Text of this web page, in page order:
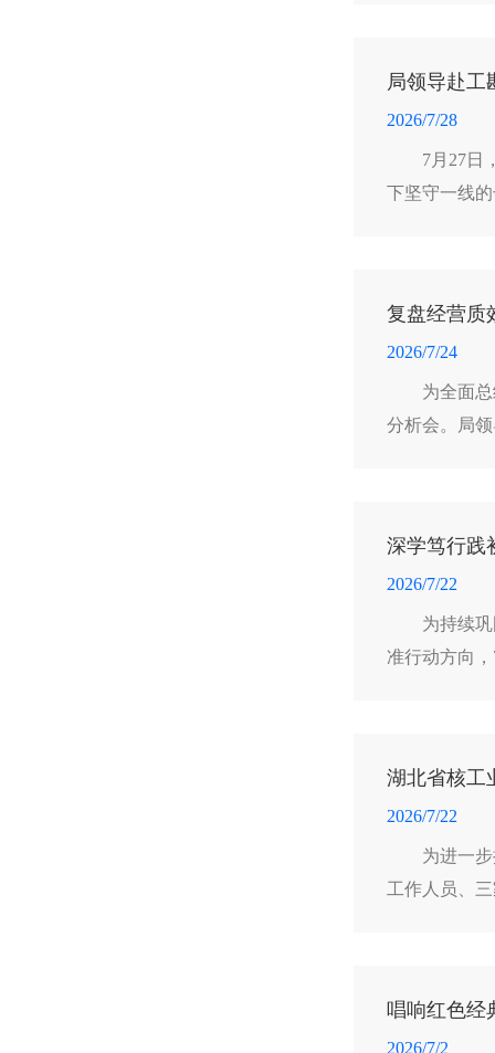
局领导赴工
2026/7/28
7月27日
下坚守一线
复盘经营质
2026/7/24
为全面
分析会。局
深学笃行践
2026/7/22
为持续
准行动方向
湖北省核工
2026/7/22
为进一
工作人员、
唱响红色经
2026/7/2